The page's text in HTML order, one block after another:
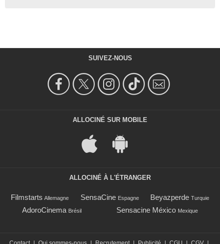
SUIVEZ-NOUS
ALLOCINÉ SUR MOBILE
ALLOCINÉ À L'ÉTRANGER
Filmstarts Allemagne SensaCine Espagne Beyazperde Turquie
AdoroCinema Brésil Sensacine México Mexique